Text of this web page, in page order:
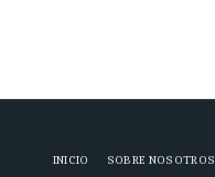
INICIO SOBRE NOSOTROS